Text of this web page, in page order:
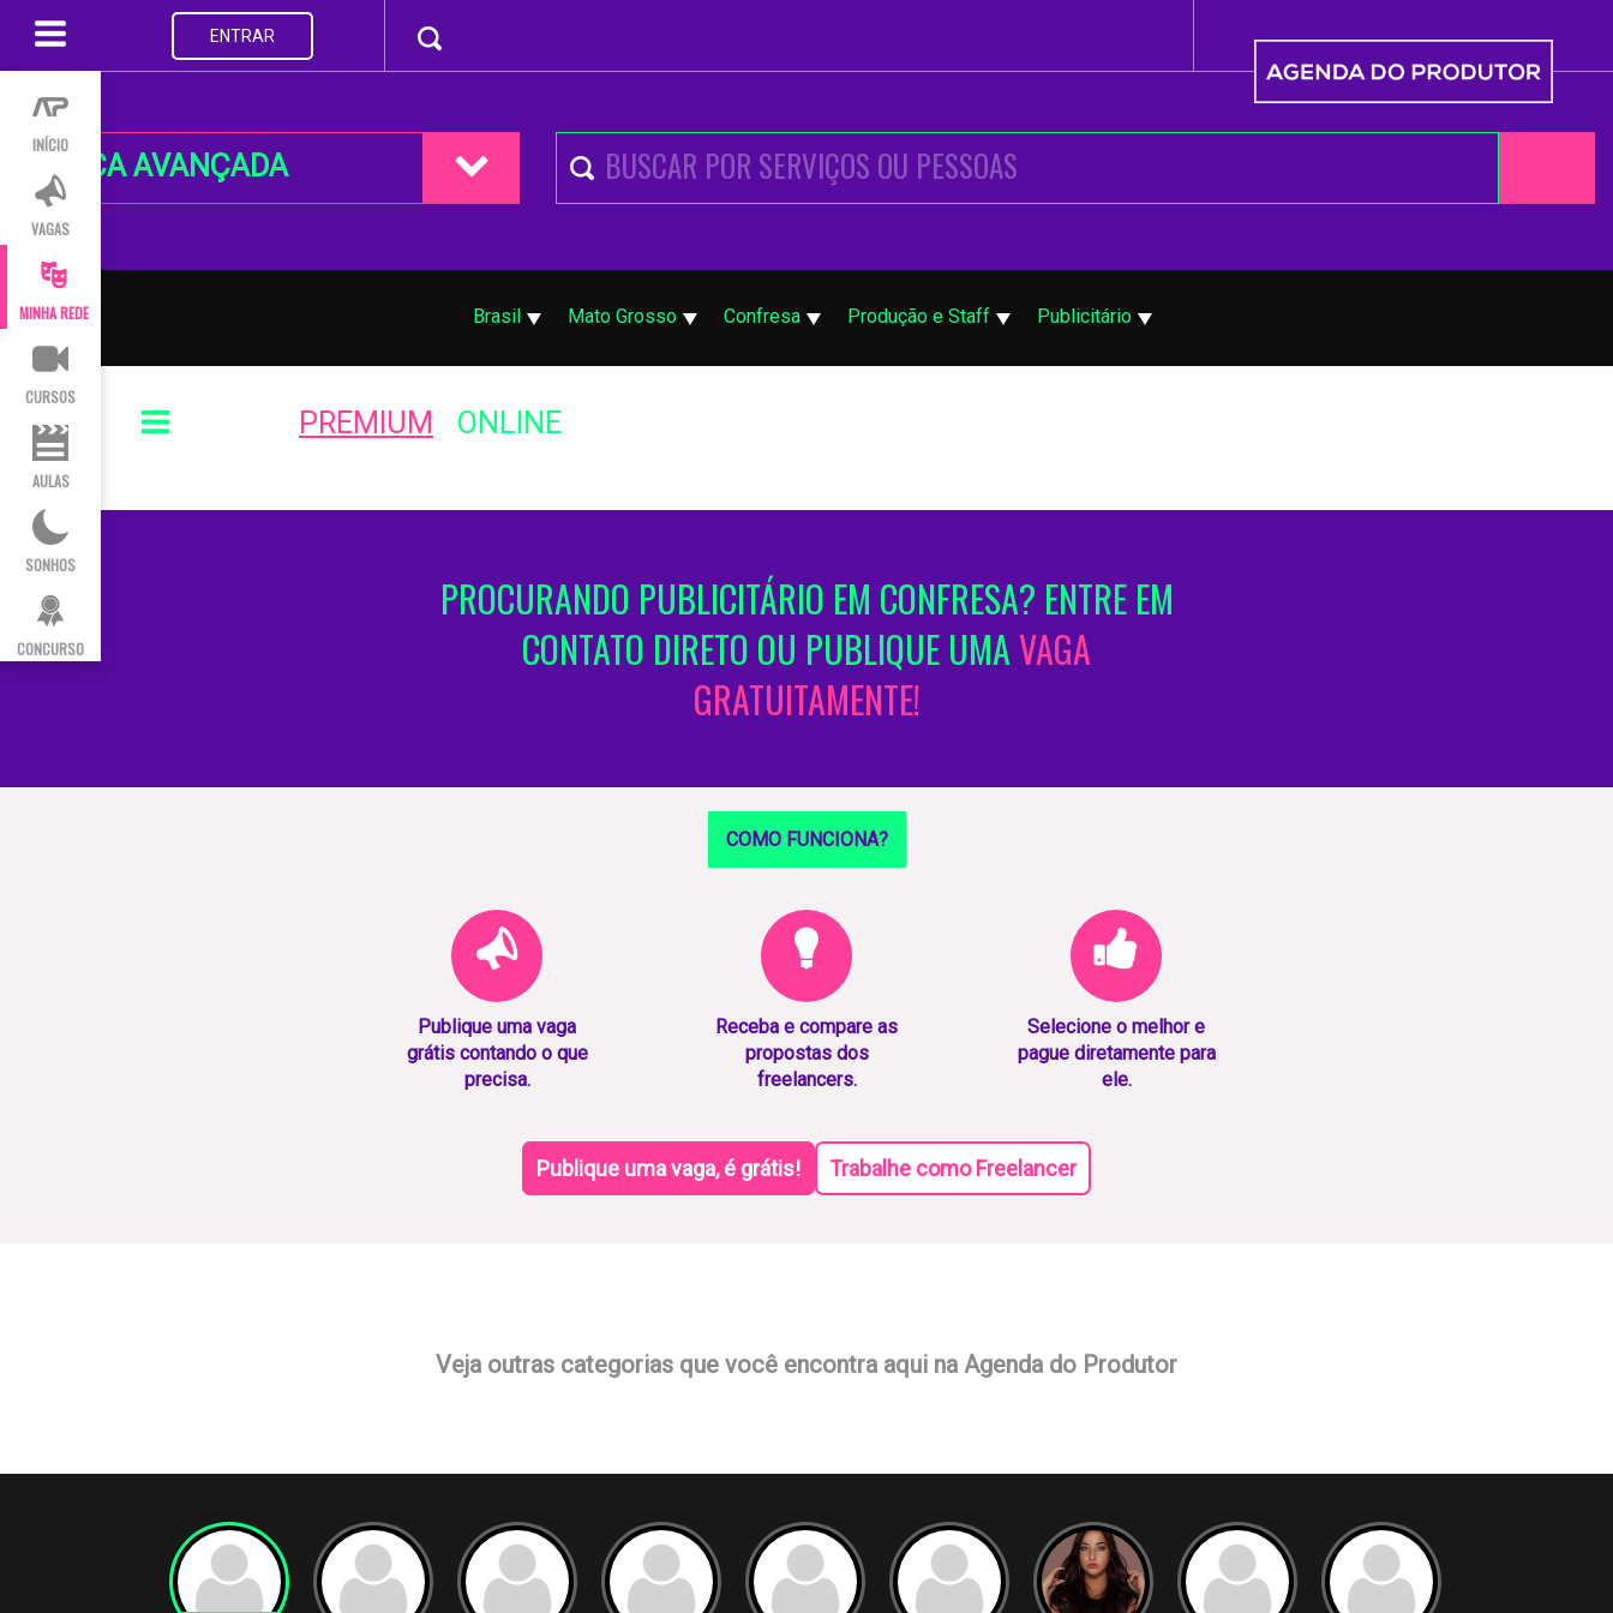
INÍCIO
VAGAS
MINHA REDE
CURSOS
AULAS
SONHOS
CONCURSO
ENTRAR
BUSCA AVANÇADA
Brasil Mato Grosso Confresa Produção e Staff Publicitário
PREMIUM ONLINE
PROCURANDO PUBLICITÁRIO EM CONFRESA? ENTRE EM
CONTATO DIRETO OU PUBLIQUE UMAVAGA
GRATUITAMENTE!
COMO FUNCIONA?
Publique uma vaga
grátis contando o que
precisa.
Receba e compare as
propostas dos
freelancers.
Selecione o melhor e
pague diretamente para
ele.
Publique uma vaga, é grátis! Trabalhe como Freelancer
Veja outras categorias que você encontra aqui na Agenda do Produtor